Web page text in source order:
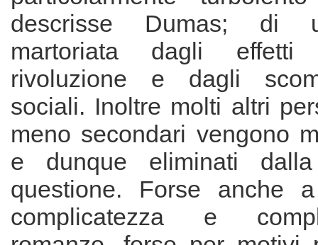
descrisse Dumas; di
martoriata dagli
rivoluzione e dagli
sociali. Inoltre molti altri
meno secondari vengono
e dunque eliminati
questione. Forse anche
complicatezza e